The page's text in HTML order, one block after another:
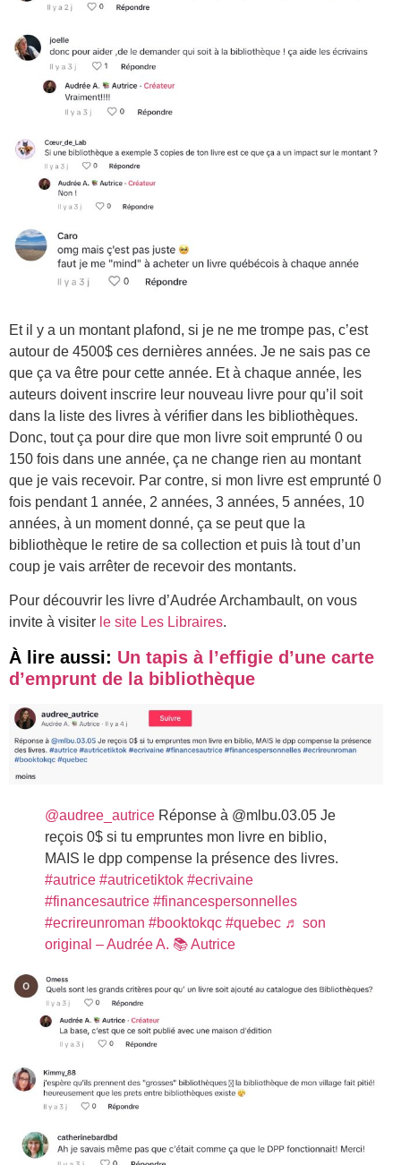
Et il y a un montant plafond, si je ne me trompe pas, c’est
autour de 4500$ ces dernières années. Je ne sais pas ce
que ça va être pour cette année. Et à chaque année, les
auteurs doivent inscrire leur nouveau livre pour qu’il soit
dans la liste des livres à vérifier dans les bibliothèques.
Donc, tout ça pour dire que mon livre soit emprunté 0 ou
150 fois dans une année, ça ne change rien au montant
que je vais recevoir. Par contre, si mon livre est emprunté 0
fois pendant 1 année, 2 années, 3 années, 5 années, 10
années, à un moment donné, ça se peut que la
bibliothèque le retire de sa collection et puis là tout d’un
coup je vais arrêter de recevoir des montants.
Pour découvrir les livre d’Audrée Archambault, on vous
invite à visiter le site Les Libraires.
À lire aussi: Un tapis à l’effigie d’une carte
d’emprunt de la bibliothèque
@audree_autrice Réponse à @mlbu.03.05 Je
reçois 0$ si tu empruntes mon livre en biblio,
MAIS le dpp compense la présence des livres.
#autrice #autricetiktok #ecrivaine
#financesautrice #financespersonnelles
#ecrireunroman #booktokqc #quebec ♬ son
original – Audrée A. 📚 Autrice